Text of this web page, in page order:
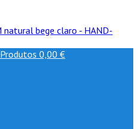
Produtos 0,00 €